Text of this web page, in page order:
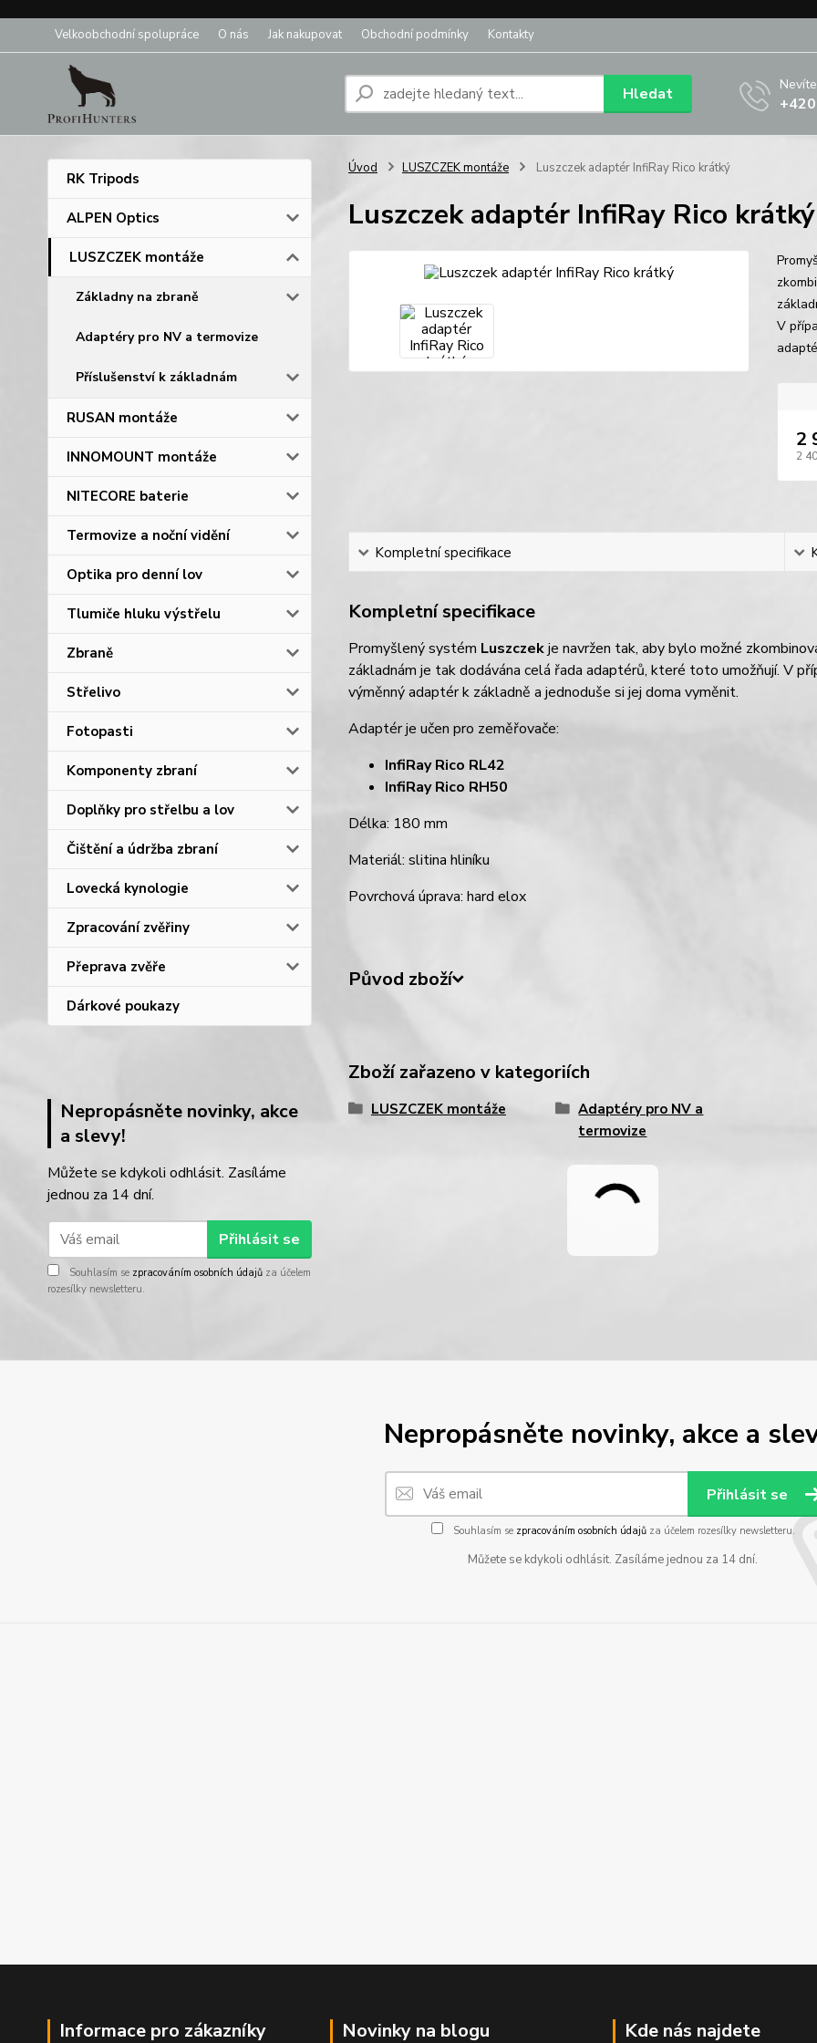
Velkoobchodní spolupráce O nás Jak nakupovat Obchodní podmínky Kontakty
Hledat
RK Tripods
ALPEN Optics
LUSZCZEK montáže
Základny na zbraně
Adaptéry pro NV a termovize
Příslušenství k základnám
RUSAN montáže
INNOMOUNT montáže
NITECORE baterie
Termovize a noční vidění
Optika pro denní lov
Tlumiče hluku výstřelu
Zbraně
Střelivo
Fotopasti
Komponenty zbraní
Doplňky pro střelbu a lov
Čištění a údržba zbraní
Lovecká kynologie
Zpracování zvěřiny
Přeprava zvěře
Dárkové poukazy
Nepropásněte novinky, akce
a slevy!
Můžete se kdykoli odhlásit. Zasíláme
jednou za 14 dní.
Přihlásit se
Souhlasím se zpracováním osobních údajů za účelem
rozesílky newsletteru.
Úvod LUSZCZEK montáže Luszczek adaptér InfiRay Rico krátký
Luszczek adaptér InfiRay Rico krátký
V
2
2
Kompletní specifikace
Kompletní specifikace
Promyšlený systém Luszczekje navržen tak, aby bylo možné
základnám je tak dodávána celá řada adaptérů, které toto umožňují. V
výměnný adaptér k základně a jednoduše si jej doma vyměnit.
Adaptér je učen pro zeměřovače:
InfiRay Rico RL42
InfiRay Rico RH50
Délka: 180 mm
Materiál: slitina hliníku
Povrchová úprava: hard elox
Původ zboží
Zboží zařazeno v kategoriích
LUSZCZEK montáže
Adaptéry pro NV a
termovize
Nepropásněte novinky, akce a
Přihlásit se
Souhlasím se zpracováním osobních údajůza účelem rozesílky newsletteru.
Můžete se kdykoli odhlásit. Zasíláme jednou za 14 dní.
Informace pro zákazníky Novinky na blogu Kde nás najdete